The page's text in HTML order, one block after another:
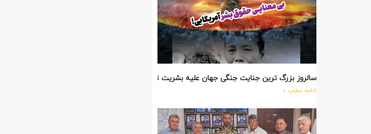
سالروز بزرگ ترین جنایت جنگی جهان علیه بشریت توسط بزرگ ترین مدعی دروغین حقوق بشر
ادامه مطلب »